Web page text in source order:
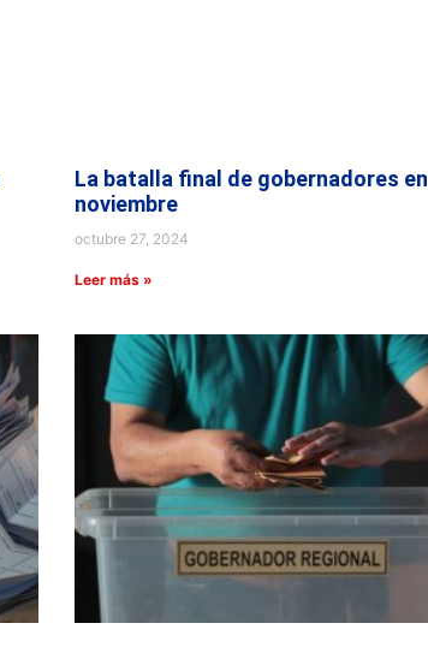
La batalla final de gobernadores en
noviembre
octubre 27, 2024
Leer más »